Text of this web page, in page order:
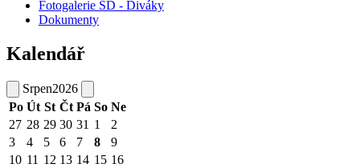
Fotogalerie ŠD - Diváky
Dokumenty
Kalendář
Srpen2026
Po Út St Čt Pá So Ne
27 28 29 30 31 1
2
3
4 5 6 7 8
9
10 11 12 13 14 15 16